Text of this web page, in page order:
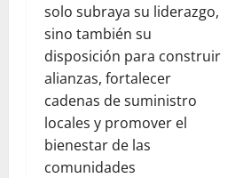
solo subraya su liderazgo,
sino también su
disposición para construir
alianzas, fortalecer
cadenas de suministro
locales y promover el
bienestar de las
comunidades